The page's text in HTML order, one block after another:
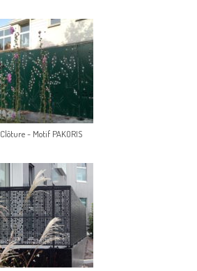
Clôture - Motif PAKORIS